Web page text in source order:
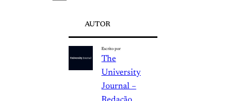
AUTOR
Escrito por
The
University
Journal –